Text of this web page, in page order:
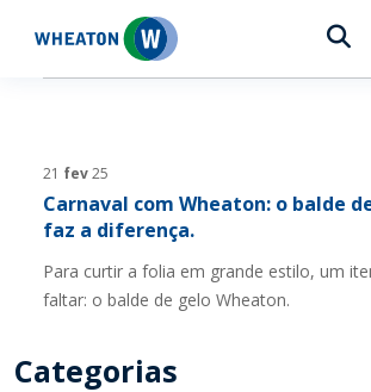
Wheaton
21 fev25
Carnaval com Wheaton: o balde
faz a diferença.
Para curtir a folia em grande estilo, um
faltar: o balde de gelo Wheaton.
Categorias